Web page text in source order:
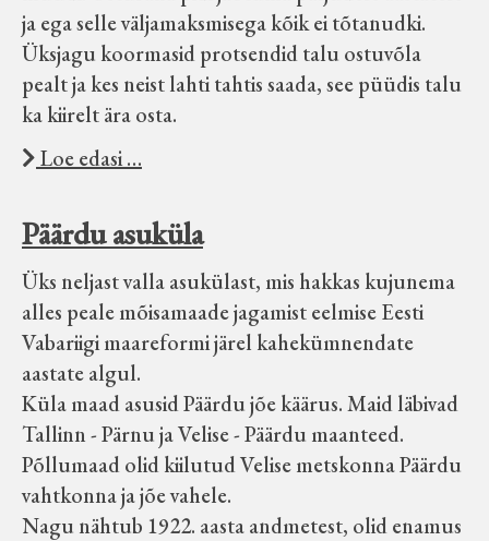
ja ega selle väljamaksmisega kõik ei tõtanudki.
Üksjagu koormasid protsendid talu ostuvõla
pealt ja kes neist lahti tahtis saada, see püüdis talu
ka kiirelt ära osta.
Loe edasi …
Päärdu asuküla
Üks neljast valla asukülast, mis hakkas kujunema
alles peale mõisamaade jagamist eelmise Eesti
Vabariigi maareformi järel kahekümnendate
aastate algul.
Küla maad asusid Päärdu jõe käärus. Maid läbivad
Tallinn - Pärnu ja Velise - Päärdu maanteed.
Põllumaad olid kiilutud Velise metskonna Päärdu
vahtkonna ja jõe vahele.
Nagu nähtub 1922. aasta andmetest, olid enamus